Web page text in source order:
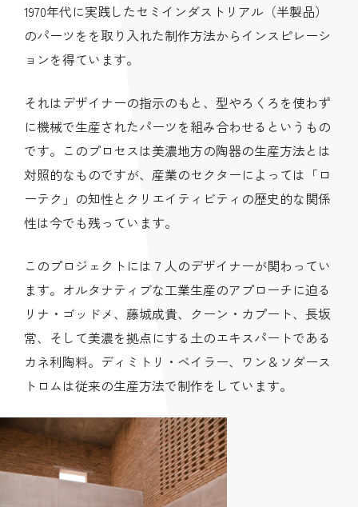
1970年代に実践したセミインダストリアル（半製品）
のパーツをを取り入れた制作方法からインスピレーシ
ョンを得ています。
それはデザイナーの指示のもと、型やろくろを使わず
に機械で生産されたパーツを組み合わせるというもの
です。このプロセスは美濃地方の陶器の生産方法とは
対照的なものですが、産業のセクターによっては「ロ
ーテク」の知性とクリエイティビティの歴史的な関係
性は今でも残っています。
このプロジェクトには７人のデザイナーが関わってい
ます。オルタナティブな工業生産のアプローチに迫る
リナ・ゴッドメ、藤城成貴、クーン・カプート、長坂
常、そして美濃を拠点にする土のエキスパートである
カネ利陶料。ディミトリ・ベイラー、ワン＆ソダース
トロムは従来の生産方法で制作をしています。